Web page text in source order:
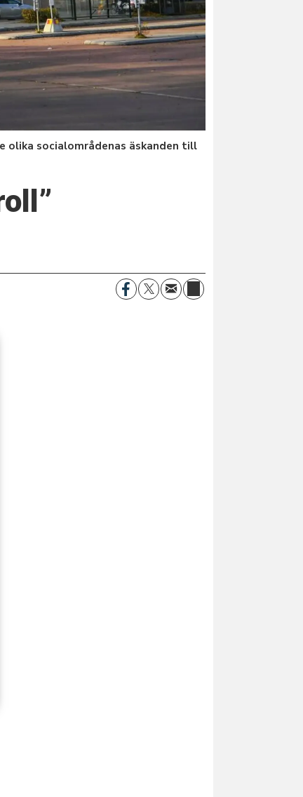
olika socialområdenas äskanden till